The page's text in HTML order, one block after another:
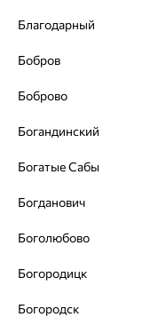
Кольцо обручальное,
SOKOLOV
35 002
64%
Благодарный
Бобров
Боброво
Богандинский
Богатые Сабы
Богданович
Боголюбово
Богородицк
Богородск